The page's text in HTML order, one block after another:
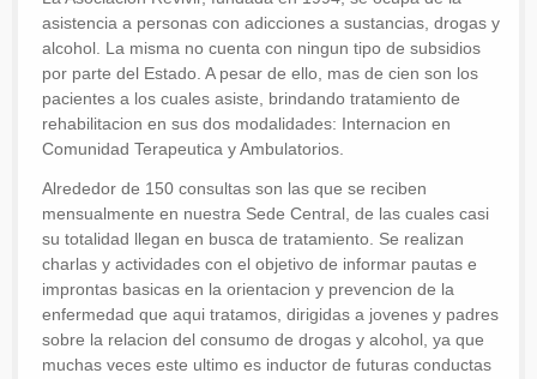
asistencia a personas con adicciones a sustancias, drogas y
alcohol. La misma no cuenta con ningun tipo de subsidios
por parte del Estado. A pesar de ello, mas de cien son los
pacientes a los cuales asiste, brindando tratamiento de
rehabilitacion en sus dos modalidades: Internacion en
Comunidad Terapeutica y Ambulatorios.
Alrededor de 150 consultas son las que se reciben
mensualmente en nuestra Sede Central, de las cuales casi
su totalidad llegan en busca de tratamiento. Se realizan
charlas y actividades con el objetivo de informar pautas e
improntas basicas en la orientacion y prevencion de la
enfermedad que aqui tratamos, dirigidas a jovenes y padres
sobre la relacion del consumo de drogas y alcohol, ya que
muchas veces este ultimo es inductor de futuras conductas